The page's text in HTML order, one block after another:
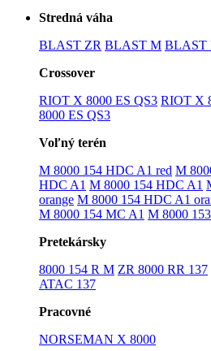
Stredná váha
BLAST ZR BLAST M BLAST
Crossover
RIOT X 8000 ES QS3 RIOT X
8000 ES QS3
Voľný terén
M 8000 154 HDC A1 red M
HDC A1 M 8000 154 HDC A1
orange M 8000 154 HDC A1
M 8000 154 MC A1 M 8000
Pretekársky
8000 154 R M ZR 8000 RR 137
ATAC 137
Pracovné
NORSEMAN X 8000